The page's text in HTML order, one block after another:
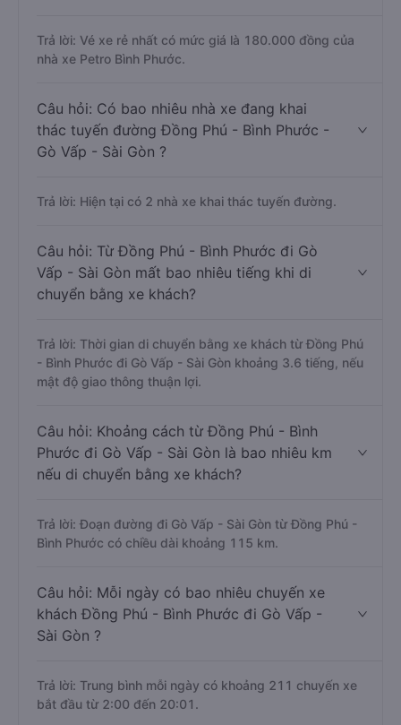
Trả lời: Vé xe rẻ nhất có mức giá là 180.000 đồng của
nhà xe Petro Bình Phước.
Câu hỏi: Có bao nhiêu nhà xe đang khai
thác tuyến đường Đồng Phú - Bình Phước -
Gò Vấp - Sài Gòn ?
Trả lời: Hiện tại có 2 nhà xe khai thác tuyến đường.
Câu hỏi: Từ Đồng Phú - Bình Phước đi Gò
Vấp - Sài Gòn mất bao nhiêu tiếng khi di
chuyển bằng xe khách?
Trả lời: Thời gian di chuyển bằng xe khách từ Đồng Phú
- Bình Phước đi Gò Vấp - Sài Gòn khoảng 3.6 tiếng, nếu
mật độ giao thông thuận lợi.
Câu hỏi: Khoảng cách từ Đồng Phú - Bình
Phước đi Gò Vấp - Sài Gòn là bao nhiêu km
nếu di chuyển bằng xe khách?
Trả lời: Đoạn đường đi Gò Vấp - Sài Gòn từ Đồng Phú -
Bình Phước có chiều dài khoảng 115 km.
Câu hỏi: Mỗi ngày có bao nhiêu chuyến xe
khách Đồng Phú - Bình Phước đi Gò Vấp -
Sài Gòn ?
Trả lời: Trung bình mỗi ngày có khoảng 211 chuyến xe
bắt đầu từ 2:00 đến 20:01.